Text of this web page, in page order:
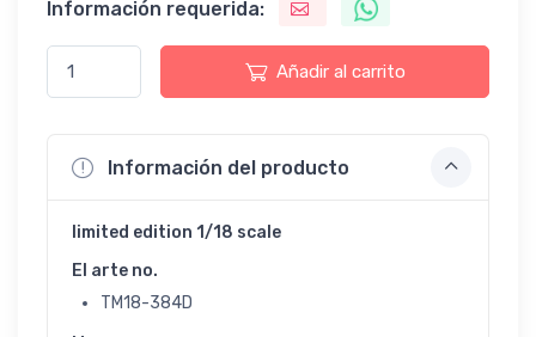
Información requerida:
Añadir al carrito
Información del producto
limited edition 1/18 scale
El arte no.
TM18-384D